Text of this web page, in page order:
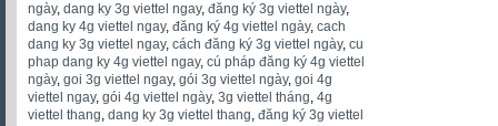
ngày, dang ky 3g viettel ngay, đăng ký 3g viettel ngày,
dang ky 4g viettel ngay, đăng ký 4g viettel ngày, cach
dang ky 3g viettel ngay, cách đăng ký 3g viettel ngày, cu
phap dang ky 4g viettel ngay, cú pháp đăng ký 4g viettel
ngày, goi 3g viettel ngay, gói 3g viettel ngày, goi 4g
viettel ngay, gói 4g viettel ngày, 3g viettel tháng, 4g
viettel thang, dang ky 3g viettel thang, đăng ký 3g viettel